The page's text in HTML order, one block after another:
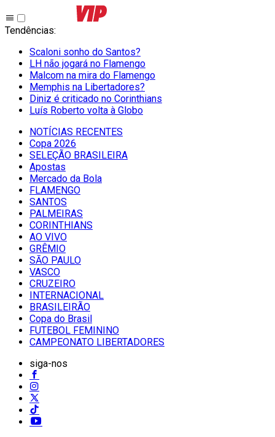
Tendências:
Scaloni sonho do Santos?
LH não jogará no Flamengo
Malcom na mira do Flamengo
Memphis na Libertadores?
Diniz é criticado no Corinthians
Luís Roberto volta à Globo
NOTÍCIAS RECENTES
Copa 2026
SELEÇÃO BRASILEIRA
Apostas
Mercado da Bola
FLAMENGO
SANTOS
PALMEIRAS
CORINTHIANS
AO VIVO
GRÊMIO
SĀO PAULO
VASCO
CRUZEIRO
INTERNACIONAL
BRASILEIRÃO
Copa do Brasil
FUTEBOL FEMININO
CAMPEONATO LIBERTADORES
siga-nos